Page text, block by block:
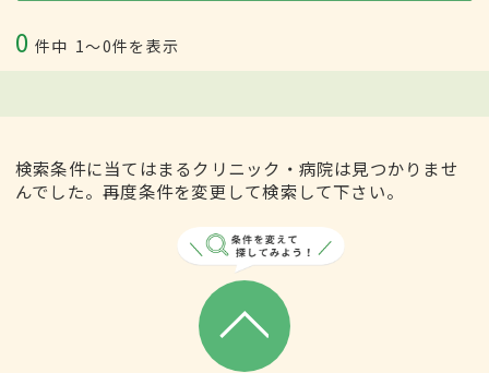
0 件中 1〜0件を表示
検索条件に当てはまるクリニック・病院は見つかりませ
んでした。再度条件を変更して検索して下さい。